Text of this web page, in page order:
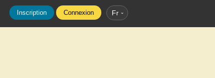
Inscription Connexion Fr